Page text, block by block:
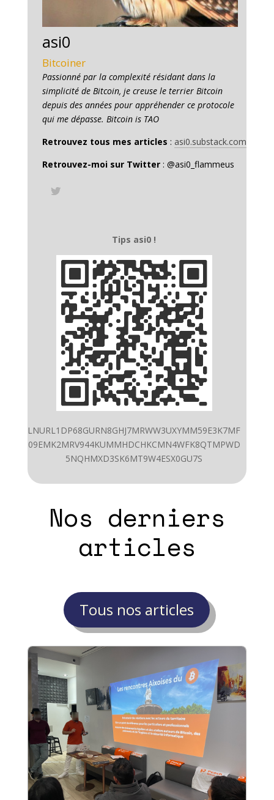
asi0
Bitcoiner
Passionné par la complexité résidant dans la
simplicité de Bitcoin, je creuse le terrier Bitcoin
depuis des années pour appréhender ce protocole
qui me dépasse. Bitcoin is TAO
Retrouvez tous mes articles : asi0.substack.com
Retrouvez-moi sur Twitter: @asi0_flammeus
Tips asi0 !
LNURL1DP68GURN8GHJ7MRWW3UXYMM59E3K7MF
09EMK2MRV944KUMMHDCHKCMN4WFK8QTMPWD
5NQHMXD3SK6MT9W4ESX0GU7S
Nos derniers
articles
Tous nos articles